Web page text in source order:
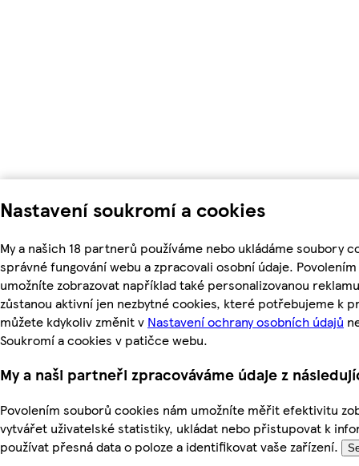
Nastavení soukromí a cookies
My a našich 18 partnerů používáme nebo ukládáme soubory
správné fungování webu a zpracovali osobní údaje.
umožníte zobrazovat například také personalizovanou
zůstanou aktivní jen nezbytné cookies, které potřebujeme k
můžete kdykoliv změnit v Nastavení ochrany osobních údajů
Soukromí a cookies v patičce webu.
My a naši partneři zpracováváme údaje z
Povolením souborů cookies nám umožníte měřit efektivitu
vytvářet uživatelské statistiky, ukládat nebo přistupovat k
používat přesná data o poloze a identifikovat vaše zařízení.